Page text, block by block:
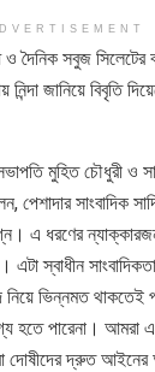
দৈনিক সবুজ সিলেটের
জানিয়ে বিবৃতি
মুহিত চৌধুরী ও
সাংবাদিক
এ ধরণের
এটা স্বাধীন
নিয়ে ভিন্নমত থাকতেই
হতে পারেনা। আমরা এ
দোষীদের দ্রুত